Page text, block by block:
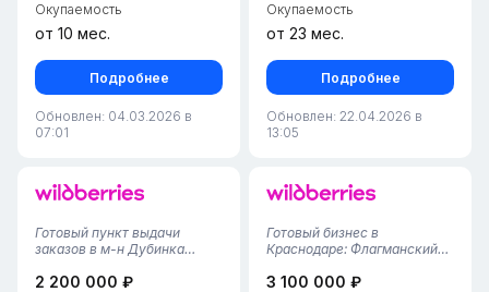
Окупаемость
от 10 мес.
Подробнее
Обновлен: 04.03.2026 в
07:01
Окупаемость
от 23 мес.
Подробнее
Обновлен: 22.04.2026 в
13:05
Готовый пункт выдачи
заказов в м-н Дубинка
стартует завтра!Что вы
2 200 000 ₽
Готовый бизнес в
Краснодаре: Флагманский
года успеха!)Предлагаем к
3 100 000 ₽